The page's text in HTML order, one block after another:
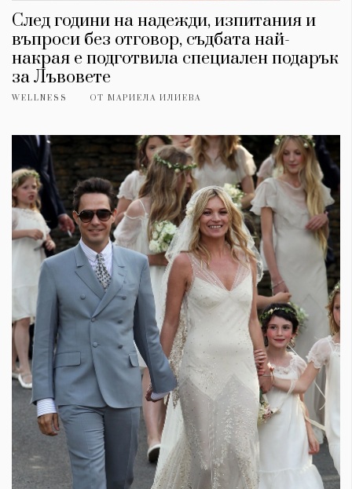
След години на надежди, изпитания и
въпроси без отговор, съдбата най-
накрая е подготвила специален подарък
за Лъвовете
WELLNESS ОТ МАРИЕЛА ИЛИЕВА